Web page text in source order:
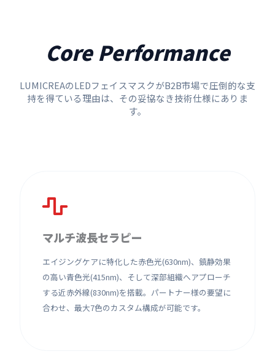
Core Performance
LUMICREAのLEDフェイスマスクがB2B市場で圧倒的な支
持を得ている理由は、その妥協なき技術仕様にありま
す。
マルチ波長セラピー
エイジングケアに特化した赤色光(630nm)、鎮静効果
の高い青色光(415nm)、そして深部組織へアプローチ
する近赤外線(830nm)を搭載。パートナー様の要望に
合わせ、最大7色のカスタム構成が可能です。